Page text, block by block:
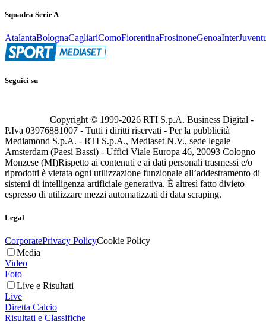
Squadra Serie A
AtalantaBolognaCagliariComoFiorentinaFrosinoneGenoaInter
Seguici su
Copyright © 1999-2026 RTI S.p.A. Business Digital -
P.Iva 03976881007 - Tutti i diritti riservati - Per la pubblicità
Mediamond S.p.A. - RTI S.p.A., Mediaset N.V., sede legale
Amsterdam (Paesi Bassi) - Uffici Viale Europa 46, 20093 Cologno
Monzese (MI)Rispetto ai contenuti e ai dati personali trasmessi e/o
riprodotti è vietata ogni utilizzazione funzionale all’addestramento di
sistemi di intelligenza artificiale generativa. È altresì fatto divieto
espresso di utilizzare mezzi automatizzati di data scraping.
Legal
CorporatePrivacy PolicyCookie Policy
Media
Video
Foto
Live e Risultati
Live
Diretta Calcio
Risultati e Classifiche